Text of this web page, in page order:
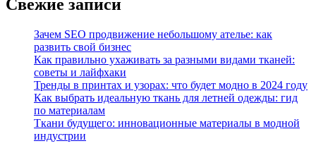
Свежие записи
Зачем SEO продвижение небольшому ателье: как
развить свой бизнес
Как правильно ухаживать за разными видами тканей:
советы и лайфхаки
Тренды в принтах и узорах: что будет модно в 2024 году
Как выбрать идеальную ткань для летней одежды: гид
по материалам
Ткани будущего: инновационные материалы в модной
индустрии